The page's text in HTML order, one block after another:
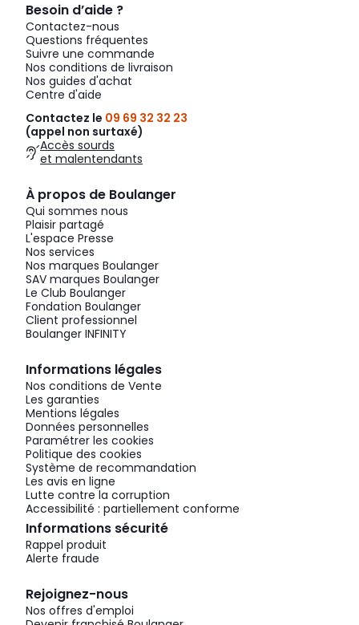
Besoin d’aide ?
Contactez-nous
Questions fréquentes
Suivre une commande
Nos conditions de livraison
Nos guides d'achat
Centre d'aide
Contactez le 09 69 32 32 23
(appel non surtaxé)
Accès sourds
et malentendants
À propos de Boulanger
Qui sommes nous
Plaisir partagé
L'espace Presse
Nos services
Nos marques Boulanger
SAV marques Boulanger
Le Club Boulanger
Fondation Boulanger
Client professionnel
Boulanger INFINITY
Informations légales
Nos conditions de Vente
Les garanties
Mentions légales
Données personnelles
Paramétrer les cookies
Politique des cookies
Système de recommandation
Les avis en ligne
Lutte contre la corruption
Accessibilité : partiellement conforme
Informations sécurité
Rappel produit
Alerte fraude
Rejoignez-nous
Nos offres d'emploi